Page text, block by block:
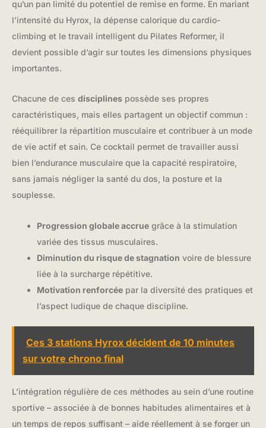
qu’un pan limité du potentiel de remise en forme. En mariant
l’intensité du Hyrox, la dépense calorique du cardio-
climbing et le travail intelligent du Pilates Reformer, il
devient possible d’agir sur toutes les dimensions physiques
importantes.
Chacune de ces disciplines possède ses propres
caractéristiques, mais elles partagent un objectif commun :
rééquilibrer la répartition musculaire et contribuer à un mode
de vie actif et sain. Ce cocktail permet de travailler aussi
bien l’endurance musculaire que la capacité respiratoire,
sans jamais négliger la santé du dos, la posture et la
souplesse.
Progression globale accrue grâce à la stimulation
variée des tissus musculaires.
Diminution du risque de stagnation voire de blessure
liée à la surcharge répétitive.
Motivation renforcée par la diversité des pratiques et
l’aspect ludique de chaque discipline.
Ces 3 stations Hyrox décident de 10 minutes
sur votre chrono final
L’intégration régulière de ces méthodes au sein d’une routine
sportive – associée à de bonnes habitudes alimentaires et à
un temps de repos suffisant – aide réellement à se forger un